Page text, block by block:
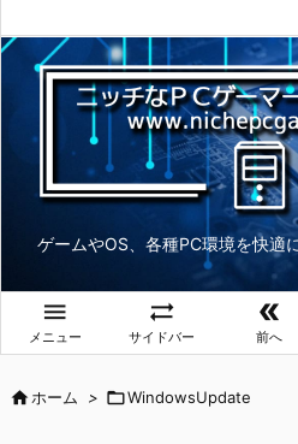
ゲームやOS、各種PC環境を快適

メニュー

サイドバー

前へ
ホーム > WindowsUpdate